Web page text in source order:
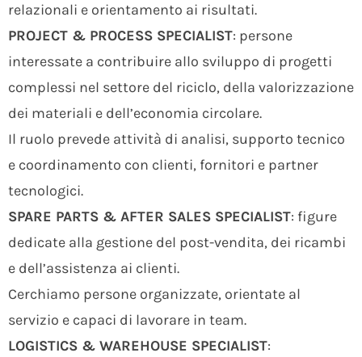
relazionali e orientamento ai risultati.
PROJECT & PROCESS SPECIALIST: persone
interessate a contribuire allo sviluppo di progetti
complessi nel settore del riciclo, della valorizzazione
dei materiali e dell’economia circolare.
Il ruolo prevede attività di analisi, supporto tecnico
e coordinamento con clienti, fornitori e partner
tecnologici.
SPARE PARTS & AFTER SALES SPECIALIST: figure
dedicate alla gestione del post-vendita, dei ricambi
e dell’assistenza ai clienti.
Cerchiamo persone organizzate, orientate al
servizio e capaci di lavorare in team.
LOGISTICS & WAREHOUSE SPECIALIST: